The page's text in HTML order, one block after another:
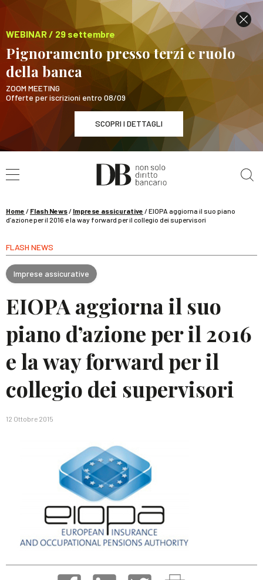
WEBINAR / 29 settembre
Pignoramento presso terzi e ruolo
della banca
ZOOM MEETING
Offerte per iscrizioni entro 08/09
SCOPRI I DETTAGLI
WEBINAR / 29 settembre
Pignoramento presso terzi e ruolo della banca
Home / Flash News/ Imprese assicurative /EIOPA aggiorna il suo piano
d’azione per il 2016 e la way forward per il collegio dei supervisori
FLASH NEWS
Imprese assicurative
EIOPA aggiorna il suo
piano d’azione per il 2016
e la way forward per il
collegio dei supervisori
12 Ottobre 2015